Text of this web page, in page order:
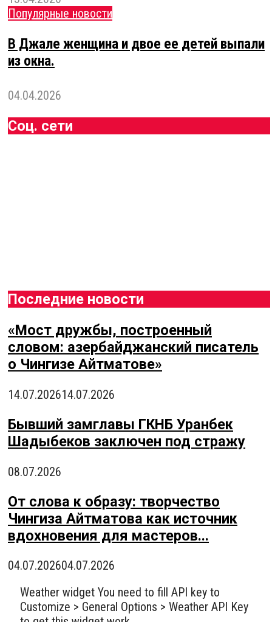
Популярные новости
В Джале женщина и двое ее детей выпали
из окна.
04.04.2026
Соц. сети
Последние новости
«Мост дружбы, построенный
словом: азербайджанский писатель
о Чингизе Айтматове»
14.07.202614.07.2026
Бывший замглавы ГКНБ Уранбек
Шадыбеков заключен под стражу
08.07.2026
От слова к образу: творчество
Чингиза Айтматова как источник
вдохновения для мастеров...
04.07.202604.07.2026
Weather widget You need to fill API key to
Customize > General Options > Weather API Key